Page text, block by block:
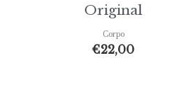
Original
Corpo
€22,00